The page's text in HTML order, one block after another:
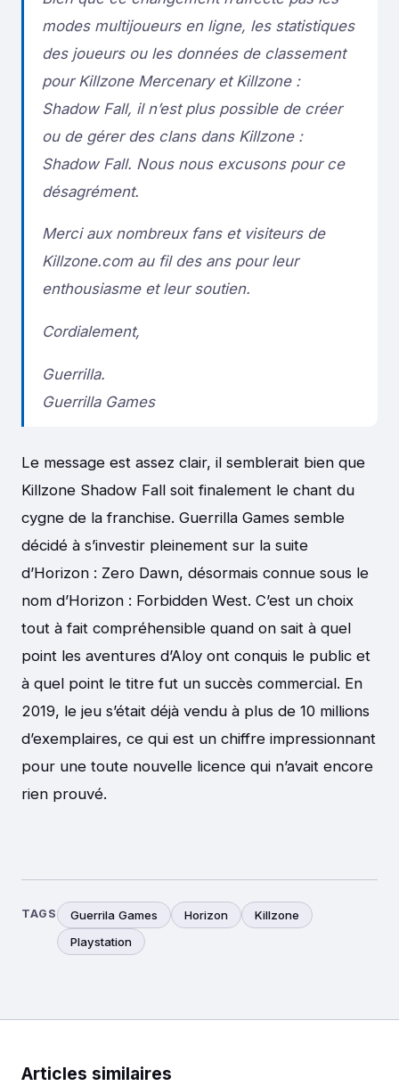
modes multijoueurs en ligne, les statistiques
des joueurs ou les données de classement
pour Killzone Mercenary et Killzone :
Shadow Fall, il n’est plus possible de créer
ou de gérer des clans dans Killzone :
Shadow Fall. Nous nous excusons pour ce
désagrément.
Merci aux nombreux fans et visiteurs de
Killzone.com au fil des ans pour leur
enthousiasme et leur soutien.
Cordialement,
Guerrilla.
Guerrilla Games
Le message est assez clair, il semblerait bien que
Killzone Shadow Fall soit finalement le chant du
cygne de la franchise. Guerrilla Games semble
décidé à s’investir pleinement sur la suite
d’Horizon : Zero Dawn, désormais connue sous le
nom d’Horizon : Forbidden West. C’est un choix
tout à fait compréhensible quand on sait à quel
point les aventures d’Aloy ont conquis le public et
à quel point le titre fut un succès commercial. En
2019, le jeu s’était déjà vendu à plus de 10 millions
d’exemplaires, ce qui est un chiffre impressionnant
pour une toute nouvelle licence qui n’avait encore
rien prouvé.
TAGS Guerrila Games Horizon
Killzone
Playstation
Articles similaires